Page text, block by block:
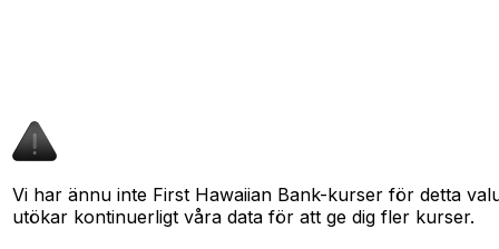
Vi har ännu inte First Hawaiian Bank-kurser för detta
utökar kontinuerligt våra data för att ge dig fler kurser.